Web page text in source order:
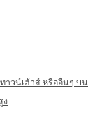
วน์เฮ้าส์ หรืออื่นๆ บน
ง